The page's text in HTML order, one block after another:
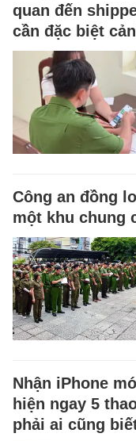
quan đến
cần đặc biệt
Công an đồng
một khu chung
Nhận iPhone
hiện ngay 5
phải ai cũng